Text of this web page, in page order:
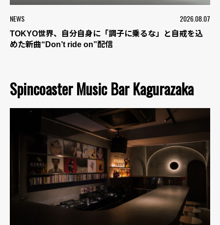
NEWS 2026.08.07
TOKYO世界、自分自身に「調子に乗るな」と自戒を込
めた新曲“Don’t ride on”配信
Spincoaster Music Bar Kagurazaka